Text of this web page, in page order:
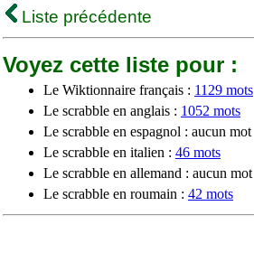
Liste précédente
Voyez cette liste pour :
Le Wiktionnaire français : 1129 mots
Le scrabble en anglais : 1052 mots
Le scrabble en espagnol : aucun mot
Le scrabble en italien : 46 mots
Le scrabble en allemand : aucun mot
Le scrabble en roumain : 42 mots